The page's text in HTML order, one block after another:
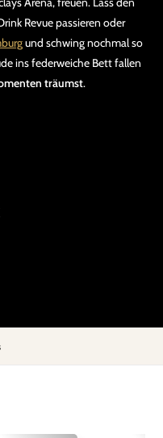
Revue passieren oder
und schwing nochmal so
ins federweiche Bett fallen
träumst.